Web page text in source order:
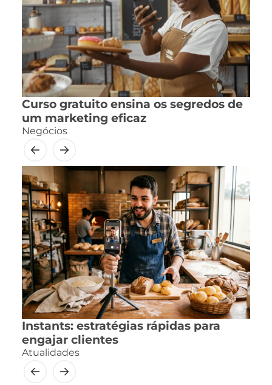
Curso gratuito ensina os segredos de
um marketing eficaz
Negócios
Instants: estratégias rápidas para
engajar clientes
Atualidades